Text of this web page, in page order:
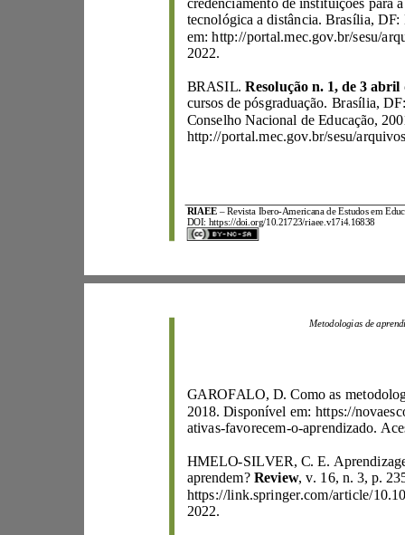
RIAEE – Revista Ibero-
DOI: https://doi.org/10.21723/riaee.v17i4.16838
2022.
BRASIL.
cursos de pósgraduaç
ativas- favorecem-o-
HMELO-
aprendem? Review , v. 16,
2022.